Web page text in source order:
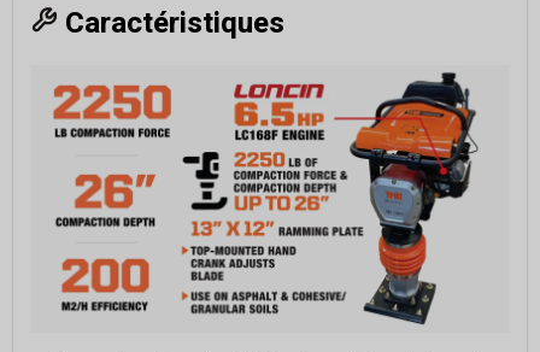
Caractéristiques